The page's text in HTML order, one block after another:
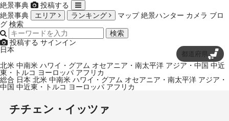
絶景事典
投稿する
絶景事典
エリア ランキング マップ 絶景ハンター カメラ ブロ
グ 検索
検索
投稿する サインイン
日本
都道府県
北米 中南米 ハワイ・グアム オセアニア・南太平洋 アジア・中国 中近
東・トルコ ヨーロッパ アフリカ
総合 日本 北米 中南米 ハワイ・グアム オセアニア・南太平洋 アジア・
中国 中近東・トルコ ヨーロッパ アフリカ
チチェン・イッツァ